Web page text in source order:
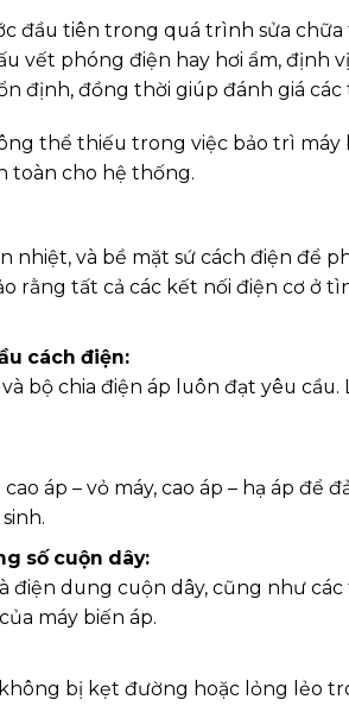
đầu tiên trong quá trình sửa
vết phóng điện hay hơi ẩm, định
định, đồng thời giúp đánh giá
thể thiếu trong việc bảo trì máy
toàn cho hệ thống.
nhiệt, và bề mặt sứ cách điện để
rằng tất cả các kết nối điện cơ ở
cách điện:
bộ chia điện áp luôn đạt yêu
áp – vỏ máy, cao áp – hạ áp để
số cuộn dây:
điện dung cuộn dây, cũng như
máy biến áp.
bị kẹt đường hoặc lỏng lẻo